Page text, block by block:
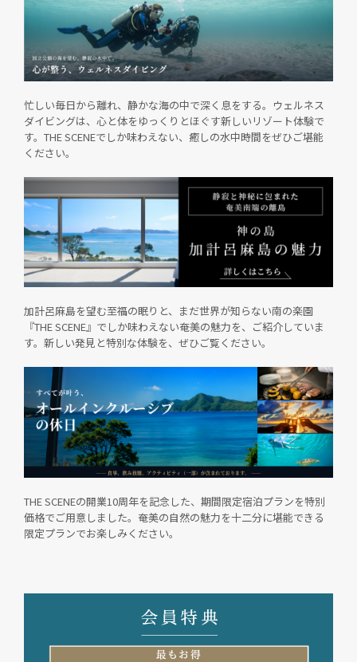
忙しい毎日から離れ、静かな海の中で深く息をする。ウェルネス
ダイビングは、心と体をゆっくりとほぐす新しいリゾート体験で
す。THE SCENEでしか味わえない、癒しの水中時間をぜひご堪能
ください。
加計呂麻島を望む至福の眠りと、まだ世界が知らない南の楽園
『THE SCENE』でしか味わえない奄美の魅力を、ご紹介していま
す。新しい発見と特別な体験を、ぜひご覧ください。
THE SCENEの開業10周年を記念した、期間限定宿泊プランを特別
価格でご用意しました。奄美の自然の魅力を十二分に堪能できる
限定プランでお楽しみください。